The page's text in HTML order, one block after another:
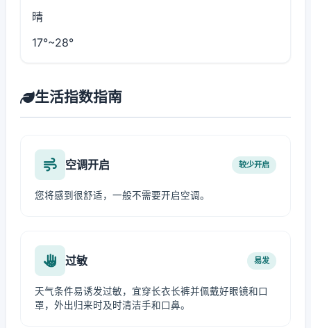
晴
17°~28°
生活指数指南
空调开启 较少开启
您将感到很舒适，一般不需要开启空调。
过敏 易发
天气条件易诱发过敏，宜穿长衣长裤并佩戴好眼镜和口
罩，外出归来时及时清洁手和口鼻。